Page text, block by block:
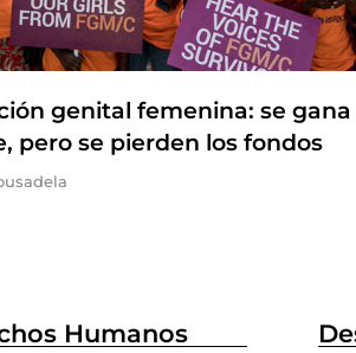
genital femenina: se gana
pero se pierden los fondos
Humanos